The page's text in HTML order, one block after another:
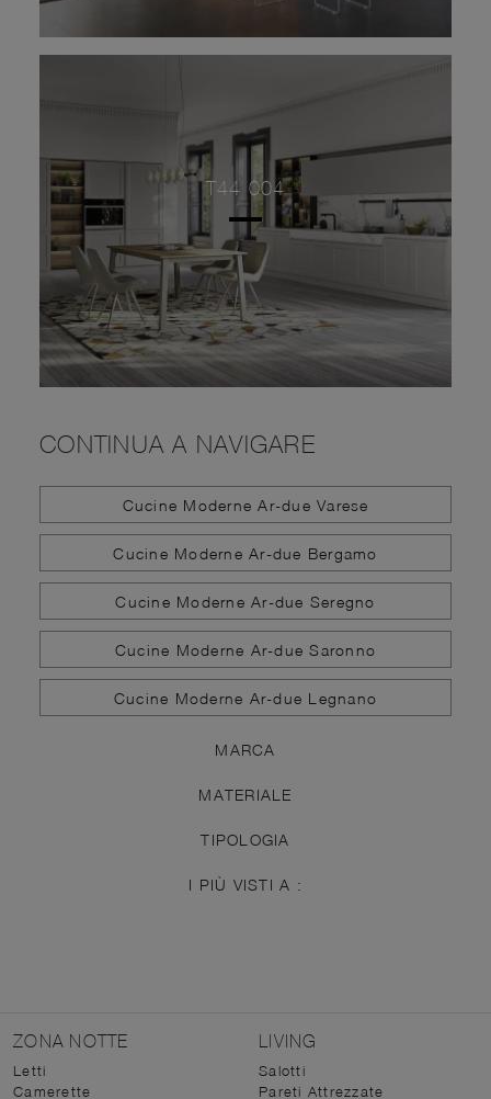
T44 004
CONTINUA A NAVIGARE
Cucine Moderne Ar-due Varese
Cucine Moderne Ar-due Bergamo
Cucine Moderne Ar-due Seregno
Cucine Moderne Ar-due Saronno
Cucine Moderne Ar-due Legnano
MARCA
MATERIALE
TIPOLOGIA
I PIÙ VISTI A :
ZONA NOTTE
Letti
Camerette
LIVING
Salotti
Pareti Attrezzate